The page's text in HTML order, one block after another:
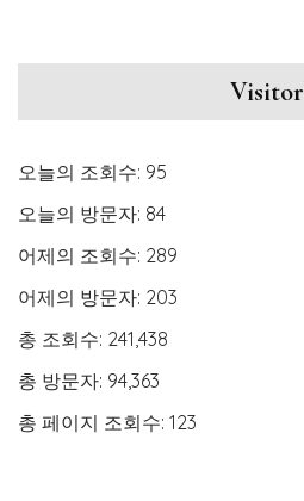
Visitor
오늘의 조회수: 95
오늘의 방문자: 84
어제의 조회수: 289
어제의 방문자: 203
총 조회수: 241,438
총 방문자: 94,363
총 페이지 조회수: 123